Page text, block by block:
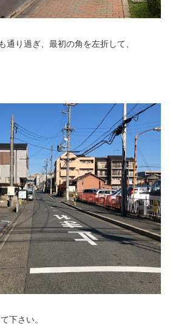
り過ぎ、最初の角を左折して、
下さい。